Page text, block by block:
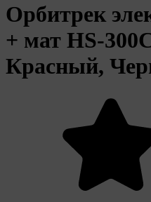
Орбитрек
+ мат HS-
Красный,